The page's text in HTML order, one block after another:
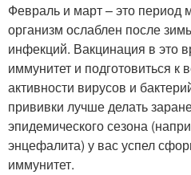
Февраль и март – это период
организм ослаблен после
инфекций. Вакцинация в это
иммунитет и подготовиться к
активности вирусов и
прививки лучше делать
эпидемического сезона
энцефалита) у вас успел
иммунитет.